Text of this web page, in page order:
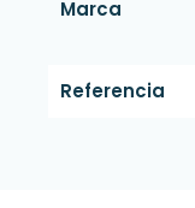
Marca
Referencia